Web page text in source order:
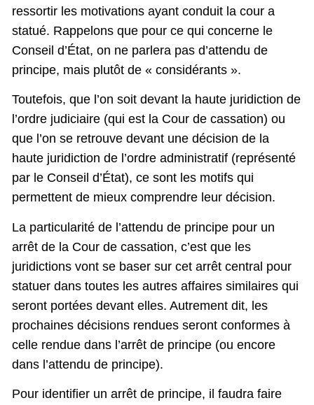
ressortir les motivations ayant conduit la cour a
statué. Rappelons que pour ce qui concerne le
Conseil d’État, on ne parlera pas d’attendu de
principe, mais plutôt de « considérants ».
Toutefois, que l’on soit devant la haute juridiction de
l’ordre judiciaire (qui est la Cour de cassation) ou
que l’on se retrouve devant une décision de la
haute juridiction de l’ordre administratif (représenté
par le Conseil d’État), ce sont les motifs qui
permettent de mieux comprendre leur décision.
La particularité de l’attendu de principe pour un
arrêt de la Cour de cassation, c’est que les
juridictions vont se baser sur cet arrêt central pour
statuer dans toutes les autres affaires similaires qui
seront portées devant elles. Autrement dit, les
prochaines décisions rendues seront conformes à
celle rendue dans l’arrêt de principe (ou encore
dans l’attendu de principe).
Pour identifier un arrêt de principe, il faudra faire